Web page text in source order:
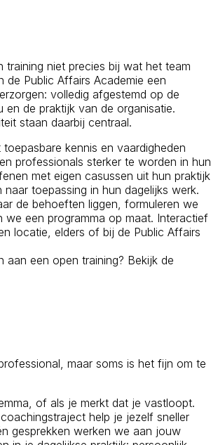
training niet precies bij wat het team
de Public Affairs Academie een
volledig afgestemd op de
en de praktijk van de organisatie.
staan daarbij centraal.
kennis en vaardigheden
professionals sterker te worden in hun
met eigen casussen uit hun praktijk
naar toepassing in hun dagelijks werk.
de behoeften liggen, formuleren we
we een programma op maat. Interactief
locatie, elders of bij de Public Affairs
aan een open training? Bekijk de
maar soms is het fijn om te
of als je merkt dat je vastloopt.
help je jezelf sneller
gesprekken werken we aan jouw